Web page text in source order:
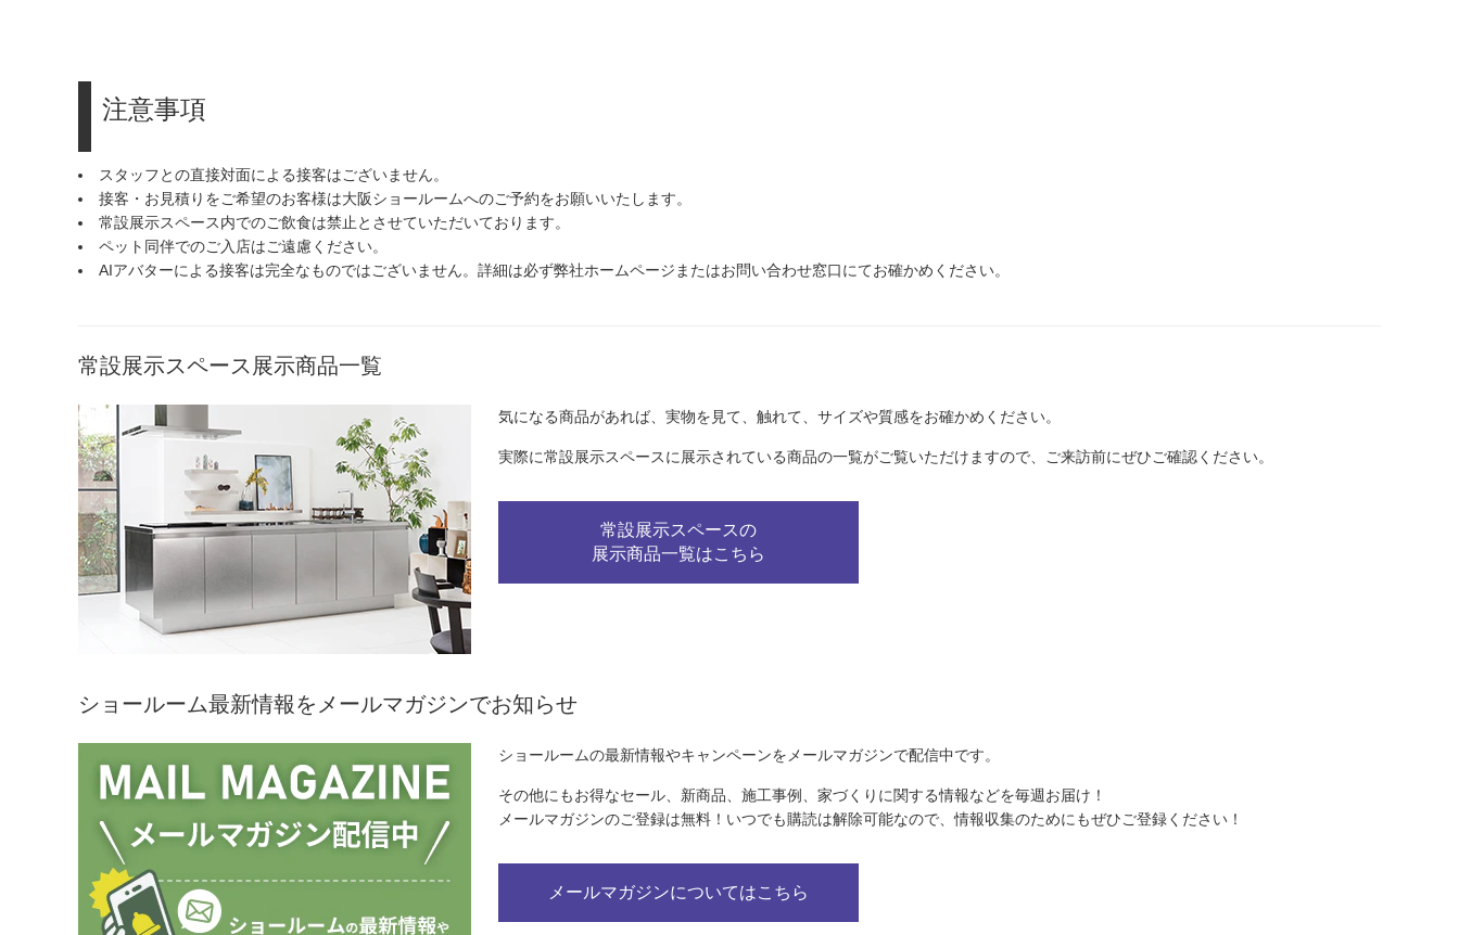
注意事項
スタッフとの直接対面による接客はございません。
接客・お見積りをご希望のお客様は大阪ショールームへのご予約をお願いいたします。
常設展示スペース内でのご飲食は禁止とさせていただいております。
ペット同伴でのご入店はご遠慮ください。
AIアバターによる接客は完全なものではございません。詳細は必ず弊社ホームページまたはお問い合わせ窓口にてお確かめください。
常設展示スペース展示商品一覧
気になる商品があれば、実物を見て、触れて、サイズや質感をお確かめください。
実際に常設展示スペースに展示されている商品の一覧がご覧いただけますので、ご来訪前にぜひご確認ください。
常設展示スペースの
展示商品一覧はこちら
ショールーム最新情報をメールマガジンでお知らせ
ショールームの最新情報やキャンペーンをメールマガジンで配信中です。
その他にもお得なセール、新商品、施工事例、家づくりに関する情報などを毎週お届け！
メールマガジンのご登録は無料！いつでも購読は解除可能なので、情報収集のためにもぜひご登録ください！
メールマガジンについてはこちら